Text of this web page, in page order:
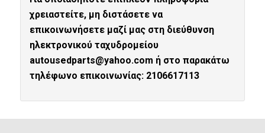
χρειαστείτε, μη διστάσετε να
επικοινωνήσετε μαζί μας στη διεύθυνση
ηλεκτρονικού ταχυδρομείου
autousedparts@yahoo.com ή στο παρακάτω
τηλέφωνο επικοινωνίας: 2106617113